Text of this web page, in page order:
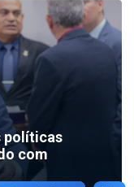
políticas
com